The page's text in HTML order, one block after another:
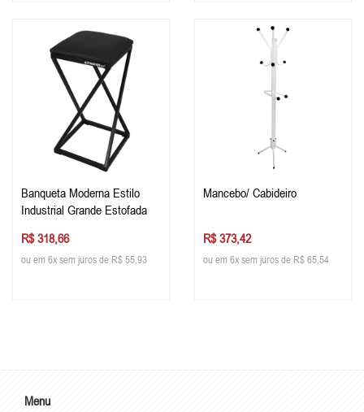
Banqueta Moderna Estilo
Industrial Grande Estofada
R$ 318,66
ou em 6x sem juros de R$ 55,93
Mancebo/ Cabideiro
R$ 373,42
ou em 6x sem juros de R$ 65,54
Menu